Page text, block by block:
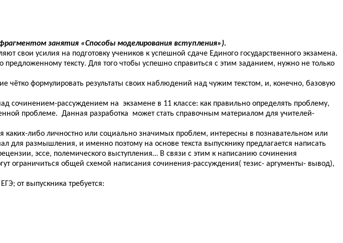
занятия «Способы моделирования вступления»).
свои усилия на подготовку учеников к успешной сдаче Единого государственного экзамена.
тексту. Для того чтобы успешно справиться с этим заданием, нужно не только
формулировать результаты своих наблюдений над чужим текстом, и, конечно, базовую
сочинением-рассуждением на экзамене в 11 классе: как правильно определять проблему,
проблеме. Данная разработка может стать справочным материалом для учителей-
каких-либо личностно или социально значимых проблем, интересны в познавательном или
размышления, и именно поэтому на основе текста выпускнику предлагается написать
эссе, полемического выступления… В связи с этим к написанию сочинения
ограничиться общей схемой написания сочинения-рассуждения( тезис- аргументы- вывод),
от выпускника требуется: